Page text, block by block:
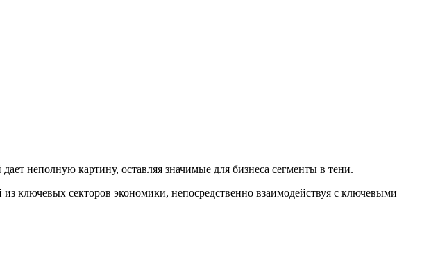
неполную картину, оставляя значимые для бизнеса сегменты в тени.
ключевых секторов экономики, непосредственно взаимодействуя с ключевыми